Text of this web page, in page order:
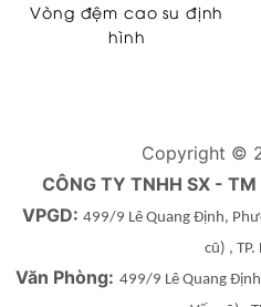
Vòng đệm cao su định
hình
Copyright ©
CÔNG TY TNHH SX -
VPGD: 499/9 Lê Quang Định,
cũ) , TP.
Văn Phòng: 499/9 Lê Quang